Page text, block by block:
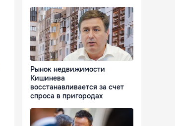
Рынок недвижимости
Кишинева
восстанавливается за счет
спроса в пригородах